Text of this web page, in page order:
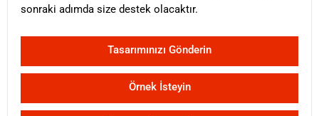
sonraki adımda size destek olacaktır.
Tasarımınızı Gönderin
Örnek İsteyin